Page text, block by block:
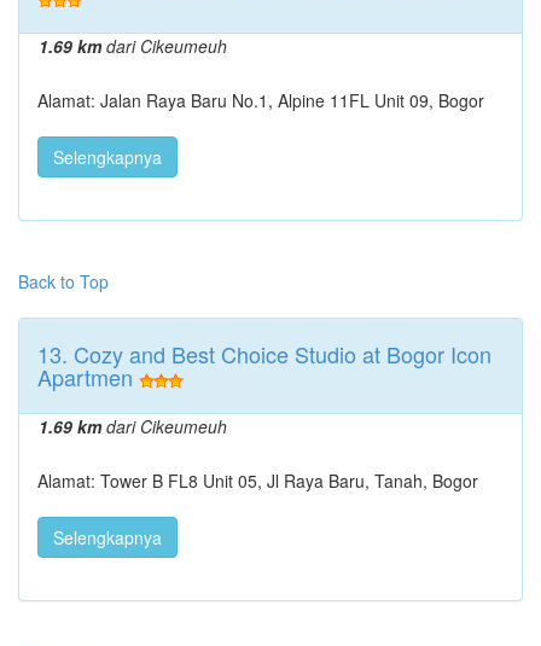
1.69 kmdari Cikeumeuh
Alamat: Jalan Raya Baru No.1, Alpine 11FL Unit 09, Bogor
Selengkapnya
Back to Top
13. Cozy and Best Choice Studio at Bogor Icon
Apartmen
1.69 kmdari Cikeumeuh
Alamat: Tower B FL8 Unit 05, Jl Raya Baru, Tanah, Bogor
Selengkapnya